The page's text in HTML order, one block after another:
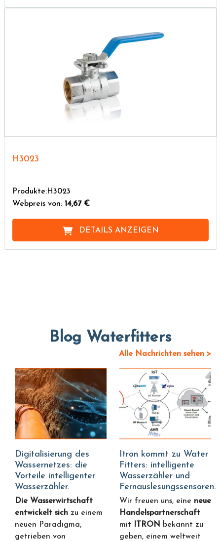
H3023
Produkte:H3023
Webpreis von: 14,67 €
DETAILS ANZEIGEN
Blog Waterfitters
Alle Nachrichten sehen >
Digitalisierung des
Wassernetzes: die
Vorteile intelligenter
Wasserzähler.
Die Wasserwirtschaft
entwickelt sich zu einem
neuen Paradigma,
getrieben von
Itron kommt zu Water
Fitters: intelligente
Wasserzähler und
Fernauslesungssensoren.
Wir freuen uns, eine neue
Handelspartnerschaft
mit
ITRON bekannt zu
geben, einem weltweit